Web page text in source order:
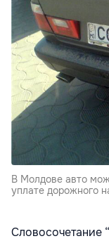
В Молдове авто
уплате дорожного
Словосочетание